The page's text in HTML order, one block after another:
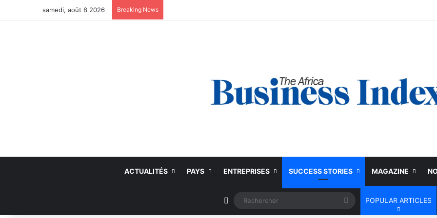
samedi, août 8 2026 Breaking News
ACTUALITÉS PAYS ENTREPRISES SUCCESS STORIES MAGAZINE
Article Aléatoire Rechercher
POPULAR ARTICLES